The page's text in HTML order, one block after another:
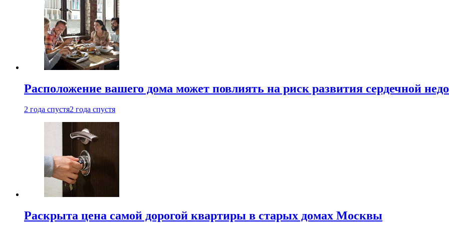
Расположение вашего дома может повлиять на риск развития сердечной
2 года спустя2 года спустя
Раскрыта цена самой дорогой квартиры в старых домах Москвы